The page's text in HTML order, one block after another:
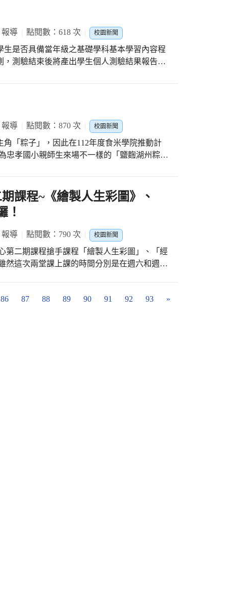
報導 點閱數：618 次 校園新聞
生是否具備當年級之基礎學科基本學習內容程
測驗結束後將產出學生個人測驗結果報告，
，篩選測驗通過一關(一科)者可以獲得餅乾
及點心麵一包，而對於要測驗三科的孩子，
有神秘小禮物！ 這次忠孝國小利用
次)，通過測驗的學生有250人次，當學生拿著
個期待又開心!恭喜這些過關斬將小勇士。
報導 點閱數：870 次 校園新聞
「粽子」，因此在112年度食米學院推動計
忠孝國小親師生來場不一樣的「鹽麴湖州粽」
先添加高粱酒、鹽麴、鹽、胡椒入味，內餡則
只見老師跟愛心媽媽們熟能生巧的將粽葉摺出
及內餡，兩三下就完成不輸專業的「鹽麴湖州
創意，手中粽子的形狀也走個性化風格。儘管
食光也度過了粽香四溢的午後～
課程~《繪製人生彩圖》、
！
報導 點閱數：790 次 校園新聞
第二期課程搶手課程「繪製人生彩圖」、「經
然這次兩堂課上課的時間分別是在週六和週日
7-9每週日上午9-11時 #更多精彩課程請搜尋
86 87 88 89 90 91 92 93 »